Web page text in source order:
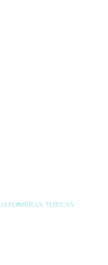
ALFOMBRAS TURCAS